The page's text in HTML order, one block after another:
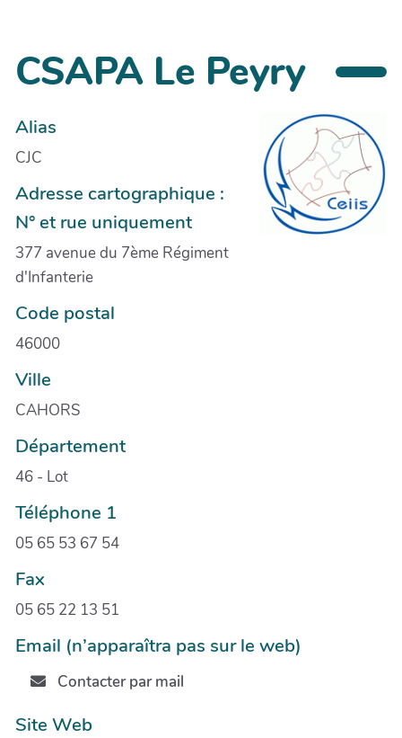
CSAPA Le Peyry
Alias
CJC
Adresse cartographique :
N° et rue uniquement
377 avenue du 7ème Régiment
d'Infanterie
Code postal
46000
Ville
CAHORS
Département
46 - Lot
Téléphone 1
05 65 53 67 54
Fax
05 65 22 13 51
Email (n’apparaîtra pas sur le web)
Contacter par mail
Site Web